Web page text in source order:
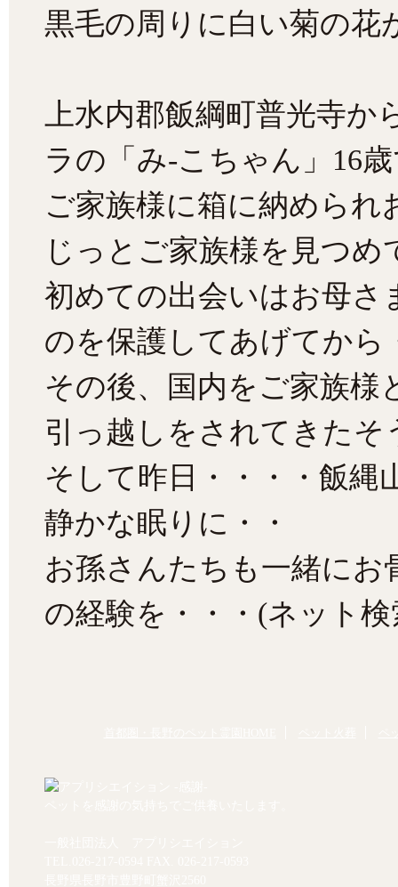
黒毛の周りに白い菊の花
上水内郡飯綱町普光寺
ラの「み-こちゃん」16
ご家族様に箱に納められ
じっとご家族様を見つめ
初めての出会いはお母さ
のを保護してあげてから
その後、国内をご家族様
引っ越しをされてきたそ
そして昨日・・・・飯縄
静かな眠りに・・
お孫さんたちも一緒にお
の経験を・・・(ネット検